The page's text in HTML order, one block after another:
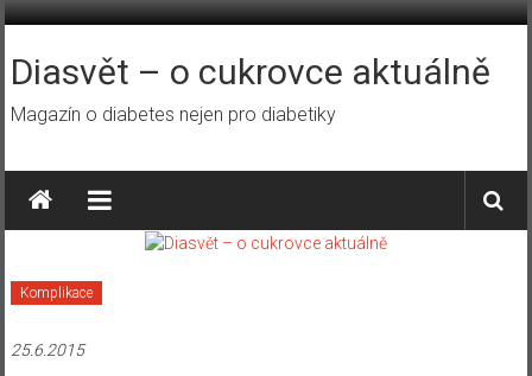
Přeskočit
obsah
Diasvět – o cukrovce aktuálně
Magazín o diabetes nejen pro diabetiky
Komplikace
25.6.2015